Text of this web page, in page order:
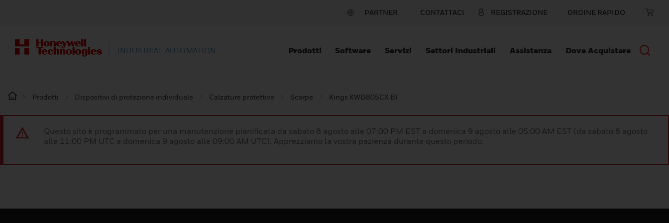
PARTNER CONTATTACI REGISTRAZIONE ORDINE RAPIDO
INDUSTRIAL AUTOMATION Prodotti Software Servizi Settori Industriali Assistenza Dove Acquistare
Prodotti Dispositivi di protezione individuale Calzature protettive Scarpe Kings KWD805CX BI
Questo sito è programmato per una manutenzione pianificata da sabato 8 agosto alle 07:00 PM EST a domenica 9 agosto alle 05:00 AM EST (da sabato 8 agosto
alle 11:00 PM UTC a domenica 9 agosto alle 09:00 AM UTC). Apprezziamo la vostra pazienza durante questo periodo.